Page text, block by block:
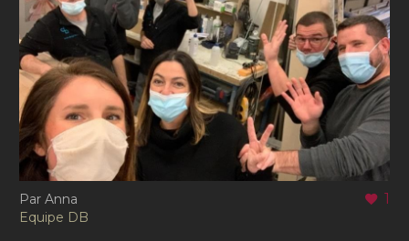
1
Par Anna
Equipe DB